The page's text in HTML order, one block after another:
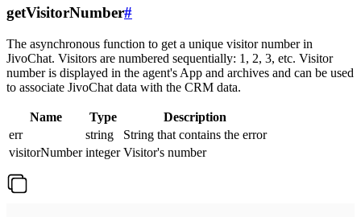
getVisitorNumber#
The asynchronous function to get a unique visitor number in
JivoChat. Visitors are numbered sequentially: 1, 2, 3, etc. Visitor
number is displayed in the agent's App and archives and can be used
to associate JivoChat data with the CRM data.
Name Type
Description
err
string
String that contains the error
visitorNumber integer Visitor's number